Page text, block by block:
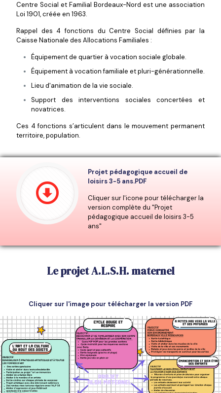
Centre Social et Familial Bordeaux-Nord est une association
Loi 1901, créée en 1963.
Rappel des 4 fonctions du Centre Social définies par la
Caisse Nationale des Allocations Familiales :
Équipement de quartier à vocation sociale globale.
Équipement à vocation familiale et pluri-générationnelle.
Lieu d'animation de la vie sociale.
Support des interventions sociales concertées et
novatrices.
Ces 4 fonctions s’articulent dans le mouvement permanent
territoire, population.
Projet pédagogique accueil de
loisirs 3-5 ans.PDF
Cliquer sur l'icone pour télécharger la
version complète du "Projet
pédagogique accueil de loisirs 3-5
ans"
Le projet A.L.S.H. maternel
Cliquer sur l'image pour télécharger la version PDF